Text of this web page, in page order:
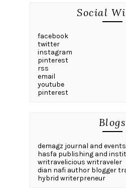
Social
facebook
twitter
instagram
pinterest
rss
email
youtube
pinterest
Blogs
demagz journal and events
hasfa publishing and
writravelicious writraveler
dian nafi author blogger
hybrid writerpreneur